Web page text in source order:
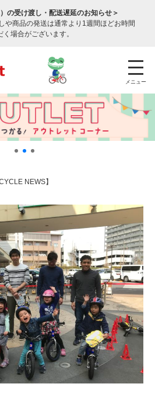
の受け渡し・配送遅延のお知らせ＞
や商品の発送は通常より1週間ほどお時間
く場合がございます。
メニュー
NEWS】